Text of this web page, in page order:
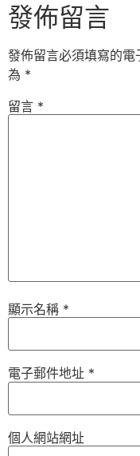
發佈留言
發佈留言必須填寫的電
為 *
留言 *
顯示名稱 *
電子郵件地址 *
個人網站網址